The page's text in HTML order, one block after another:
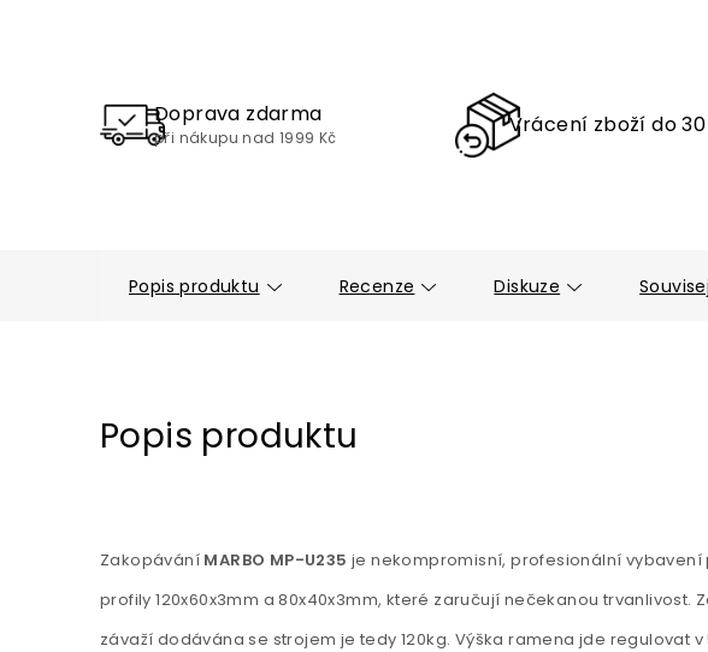
Doprava zdarma
při nákupu nad 1999 Kč Vrácení zboží do
Popis produktu Recenze Diskuze
Popis produktu
Zakopávání MARBO MP-U235 je nekompromisní, profesionální vybavení
profily 120x60x3mm a 80x40x3mm, které zaručují nečekanou trvanlivost.
závaží dodávána se strojem je tedy 120kg. Výška ramena jde regulovat